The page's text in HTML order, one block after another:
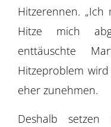
Hitzerennen.
Hitze mich
enttäuschte
Hitzeproblem
eher zunehmen.
Deshalb